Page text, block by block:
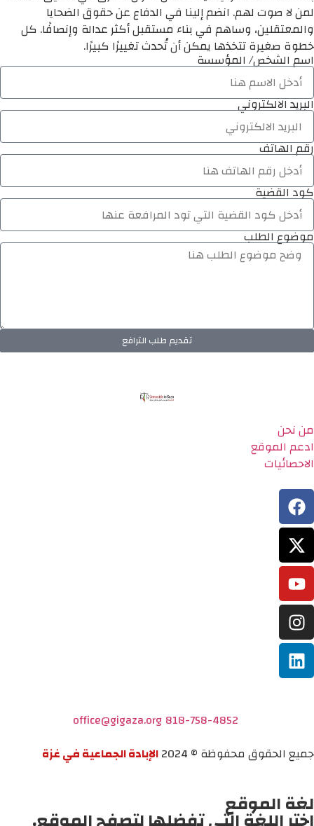
لمن لا صوت لهم. انضم إلينا في الدفاع عن حقوق الضحايا
والمعتقلين، وساهم في بناء مستقبل أكثر عدالة وإنصافًا. كل
خطوة صغيرة تتخذها يمكن أن تُحدث تغييرًا كبيرًا.
اسم الشخص/ المؤسسة
البريد الالكتروني
رقم الهاتف
كود القضية
موضوع الطلب
تقديم طلب الترافع
من نحن
ادعم الموقع
الاحصائيات
818-758-4852
office@gigaza.org
جميع الحقوق محفوظة © 2024
الإبادة الجماعية في غزة
لغة الموقع